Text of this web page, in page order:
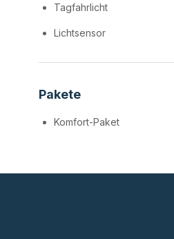
Tagfahrlicht
Lichtsensor
Pakete
Komfort-Paket